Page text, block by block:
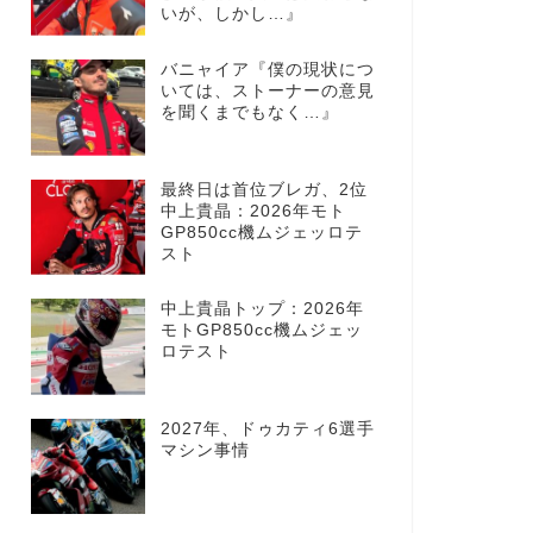
いが、しかし…』
バニャイア『僕の現状につ
いては、ストーナーの意見
を聞くまでもなく…』
最終日は首位ブレガ、2位
中上貴晶：2026年モト
GP850cc機ムジェッロテ
スト
中上貴晶トップ：2026年
モトGP850cc機ムジェッ
ロテスト
2027年、ドゥカティ6選手
マシン事情